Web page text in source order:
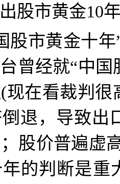
股市黄金10
股市黄金十
曾经就“中国
(现在看裁判很
退，导致出
股价普遍虚
的判断是重